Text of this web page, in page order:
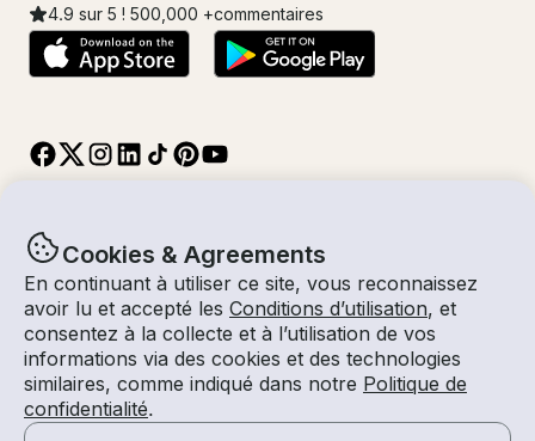
Cookies & Agreements
En continuant à utiliser ce site, vous reconnaissez
avoir lu et accepté les Conditions d’utilisation, et
consentez à la collecte et à l’utilisation de vos
informations via des cookies et des technologies
similaires, comme indiqué dans notre Politique de
confidentialité.
4.9 sur 5 ! 500,000 +commentaires
© Getmyboat 2026TermesConfidentialité
08 août 2026
3 heures2 Invités
Avec Capitaine
$142 /heure